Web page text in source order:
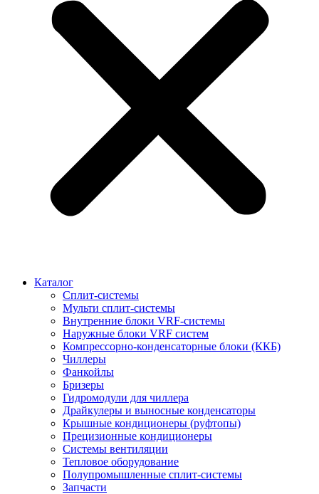
Каталог
Сплит-системы
Мульти сплит-системы
Внутренние блоки VRF-cистемы
Наружные блоки VRF cистем
Компрессорно-конденсаторные блоки (ККБ)
Чиллеры
Фанкойлы
Бризеры
Гидромодули для чиллера
Драйкулеры и выносные конденсаторы
Крышные кондиционеры (руфтопы)
Прецизионные кондиционеры
Системы вентиляции
Тепловое оборудование
Полупромышленные сплит-системы
Запчасти